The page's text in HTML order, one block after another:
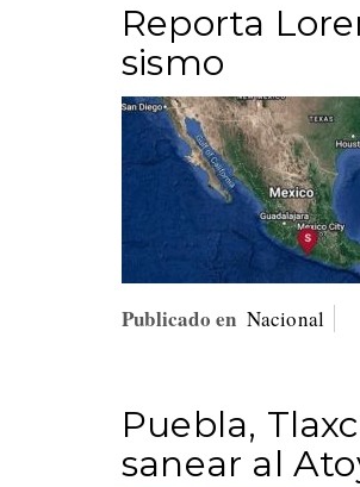
Reporta
sismo
Publicado en Nacional
Puebla,
sanear al